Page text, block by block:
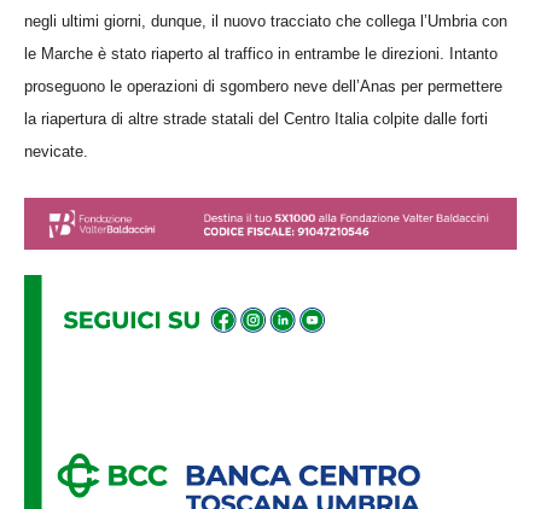
negli ultimi giorni, dunque, il nuovo tracciato che collega l’Umbria con
le Marche è stato riaperto al traffico in entrambe le direzioni. Intanto
proseguono le operazioni di sgombero neve dell’Anas per permettere
la riapertura di altre strade statali del Centro Italia colpite dalle forti
nevicate.